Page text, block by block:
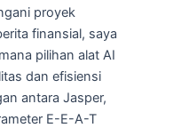
proyek
finansial, saya
pilihan alat AI
dan efisiensi
antara Jasper,
E-E-A-T